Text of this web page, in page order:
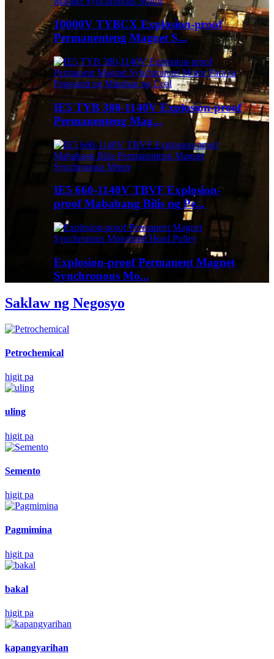
10000V TYBCX Explosion-proof
Permanenteng Magnet S...
IE5 TYB 380-1140V Explosion-proof
Permanenteng Mag...
IE5 660-1140V TBVF Explosion-
proof Mababang Bilis ng Pe...
Explosion-proof Permanent Magnet
Synchronous Mo...
Saklaw ng Negosyo
Petrochemical
higit pa
uling
higit pa
Semento
higit pa
Pagmimina
higit pa
bakal
higit pa
kapangyarihan